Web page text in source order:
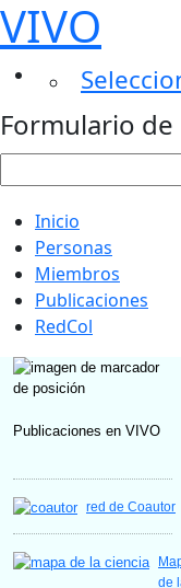
VIVO
Formulario
Inicio
Personas
Miembros
Publicaciones
RedCol
Publicaciones en VIVO
red de Coautor
de